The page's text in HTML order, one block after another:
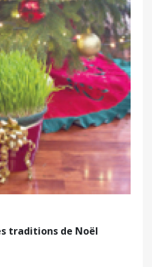
traditions de Noël